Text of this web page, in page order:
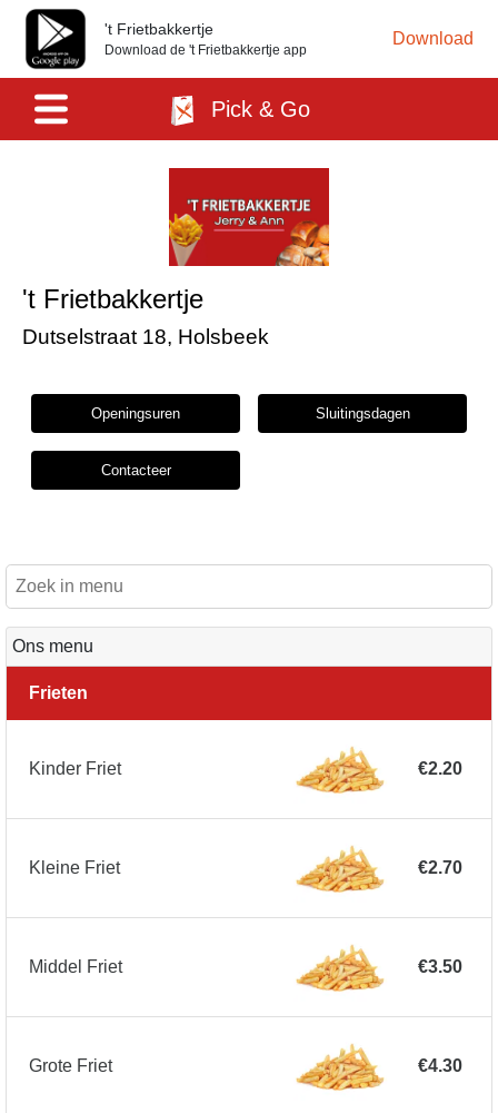
't Frietbakkertje
Download de 't Frietbakkertje app
Download
Pick & Go
't Frietbakkertje
Dutselstraat 18, Holsbeek
Openingsuren Sluitingsdagen
Contacteer
Ons menu
Frieten
Kinder Friet €2.20
Kleine Friet €2.70
Middel Friet €3.50
Grote Friet €4.30